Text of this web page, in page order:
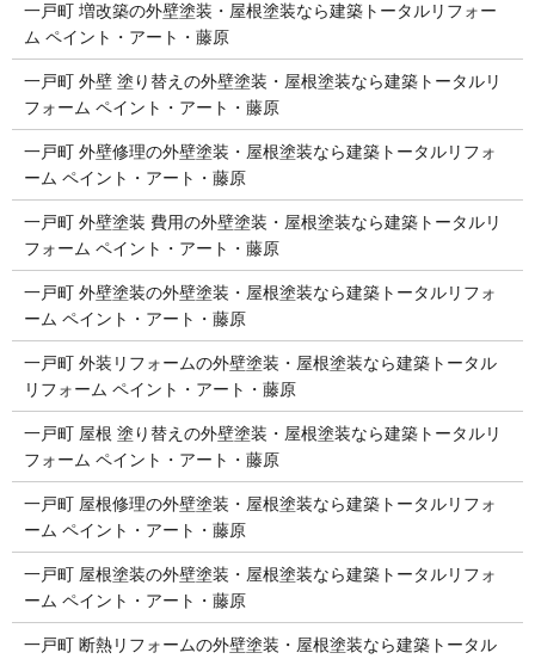
一戸町 増改築の外壁塗装・屋根塗装なら建築トータルリフォー
ム ペイント・アート・藤原
一戸町 外壁 塗り替えの外壁塗装・屋根塗装なら建築トータルリ
フォーム ペイント・アート・藤原
一戸町 外壁修理の外壁塗装・屋根塗装なら建築トータルリフォ
ーム ペイント・アート・藤原
一戸町 外壁塗装 費用の外壁塗装・屋根塗装なら建築トータルリ
フォーム ペイント・アート・藤原
一戸町 外壁塗装の外壁塗装・屋根塗装なら建築トータルリフォ
ーム ペイント・アート・藤原
一戸町 外装リフォームの外壁塗装・屋根塗装なら建築トータル
リフォーム ペイント・アート・藤原
一戸町 屋根 塗り替えの外壁塗装・屋根塗装なら建築トータルリ
フォーム ペイント・アート・藤原
一戸町 屋根修理の外壁塗装・屋根塗装なら建築トータルリフォ
ーム ペイント・アート・藤原
一戸町 屋根塗装の外壁塗装・屋根塗装なら建築トータルリフォ
ーム ペイント・アート・藤原
一戸町 断熱リフォームの外壁塗装・屋根塗装なら建築トータル